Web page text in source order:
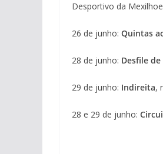
Desportivo da
26 de junho: Quintas
28 de junho: Desfile
29 de junho: Indireita,
28 e 29 de junho: